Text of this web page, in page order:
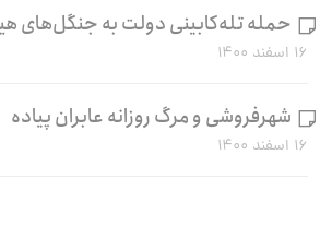
حمله تله‌کابینی دولت به جنگل‌های
۱۶ اسفند ۱۴۰۰
شهرفروشی و مرگ روزانه عابران پیاده
۱۶ اسفند ۱۴۰۰